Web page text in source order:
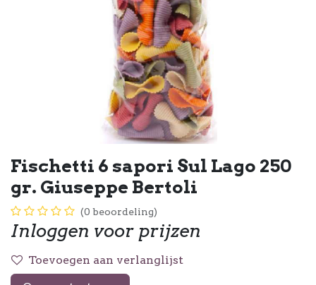
Fischetti 6 sapori Sul Lago 250
gr. Giuseppe Bertoli
(0 beoordeling)
Inloggen voor prijzen
Toevoegen aan verlanglijst